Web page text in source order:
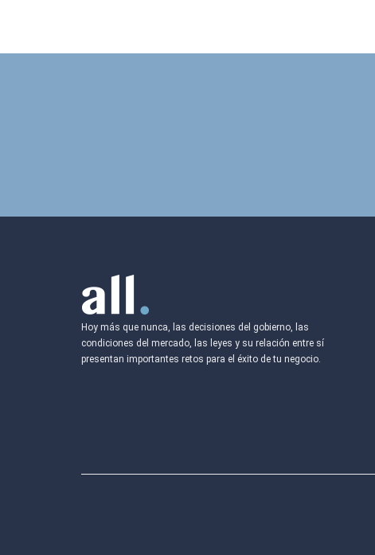
Hoy más que nunca, las decisiones del gobierno, las
condiciones del mercado, las leyes y su relación entre sí
presentan importantes retos para el éxito de tu negocio.